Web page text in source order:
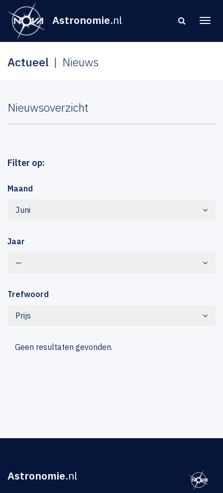
Astronomie.nl
Actueel Nieuws
Nieuwsoverzicht
Filter op:
Maand
Juni
Jaar
—
Trefwoord
Prijs
Geen resultaten gevonden.
Astronomie.nl